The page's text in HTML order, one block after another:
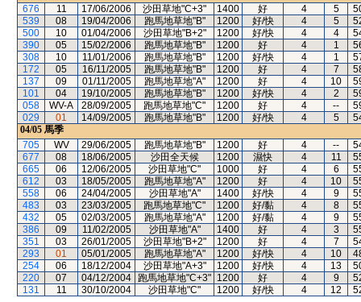
676
11 17/06/2006 沙田草地"C+3" 1400 好 4 5
539
08 19/04/2006 跑馬地草地"B" 1200 好/快 4 5
500
10 01/04/2006 沙田草地"B+2" 1200 好/快 4 4
390
05 15/02/2006 跑馬地草地"B" 1200 好 4 1
308
10 11/01/2006 跑馬地草地"B" 1200 好/快 4 1
172
05 16/11/2005 跑馬地草地"B" 1200 好 4 7
137
09 01/11/2005 跑馬地草地"A" 1200 好 4 10
101
04 19/10/2005 跑馬地草地"B" 1200 好/快 4 2
058
WV-A 28/09/2005 跑馬地草地"C" 1200 好 4 --
029
01 14/09/2005 跑馬地草地"B" 1200 好/快 4 5
04/05 馬季
705
WV 29/06/2005 跑馬地草地"B" 1200 好 4 --
677
08 18/06/2005 沙田全天候 1200 濕快 4 11
665
06 12/06/2005 沙田草地"C" 1000 好 4 6
612
03 18/05/2005 跑馬地草地"A" 1200 好 4 10
558
06 24/04/2005 沙田草地"A" 1400 好/快 4 9
483
03 23/03/2005 跑馬地草地"C" 1200 好/黏 4 8
432
05 02/03/2005 跑馬地草地"A" 1200 好/黏 4 9
386
09 11/02/2005 沙田草地"A" 1400 好 4 3
351
03 26/01/2005 沙田草地"B+2" 1200 好 4 7
293
01 05/01/2005 跑馬地草地"A" 1200 好/快 4 10
254
06 18/12/2004 沙田草地"A+3" 1200 好/快 4 13
220
07 04/12/2004 跑馬地草地"C+3" 1200 好 4 9
131
11 30/10/2004 沙田草地"C" 1200 好/快 4 12